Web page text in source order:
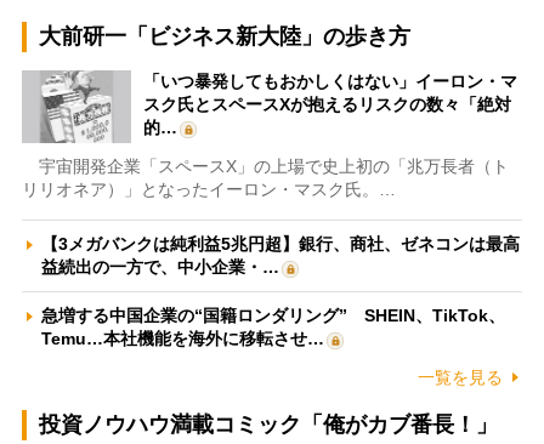
大前研一「ビジネス新大陸」の歩き方
「いつ暴発してもおかしくはない」イーロン・マ
スク氏とスペースXが抱えるリスクの数々「絶対
的…
宇宙開発企業「スペースX」の上場で史上初の「兆万長者（ト
リリオネア）」となったイーロン・マスク氏。…
【3メガバンクは純利益5兆円超】銀行、商社、ゼネコンは最高
益続出の一方で、中小企業・…
急増する中国企業の“国籍ロンダリング” SHEIN、TikTok、
Temu…本社機能を海外に移転させ…
一覧を見る
投資ノウハウ満載コミック「俺がカブ番長！」